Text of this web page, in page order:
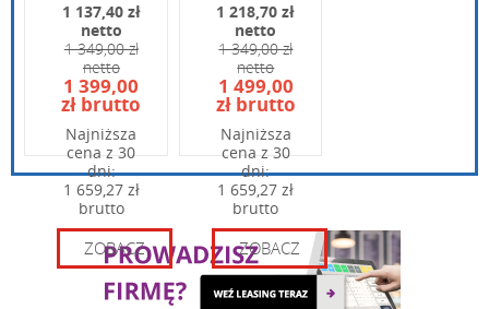
pospay-online---instruckja-obslugi-1.2.pdf
pobierz
Instrukcja obsługi fiskalnego terminala
płatniczego POSPAY Online
Wpisz kod widoczny na obrazku:
1 137,40 zł
netto
1 349,00 zł
netto
1 399,00
zł brutto
Najniższa
cena z 30
dni:
1 659,27 zł
brutto
ZOBACZ
1 218,70 zł
netto
1 349,00 zł
netto
1 499,00
zł brutto
Najniższa
cena z 30
dni:
1 659,27 zł
brutto
ZOBACZ